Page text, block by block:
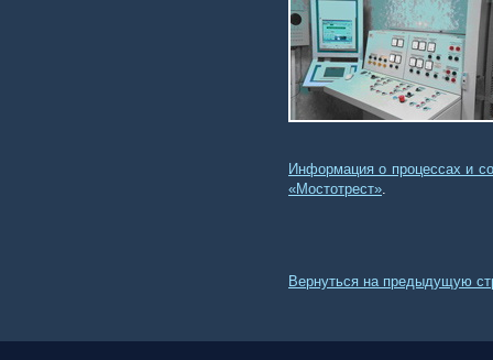
Информация о процессах и
«Мостотрест».
Вернуться на предыдущую